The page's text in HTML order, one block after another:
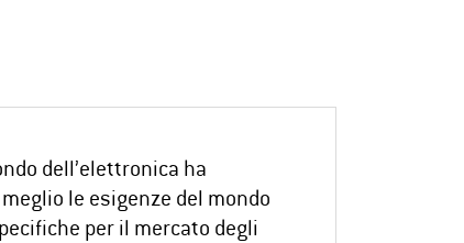
dell’elettronica ha
le esigenze del mondo
per il mercato degli